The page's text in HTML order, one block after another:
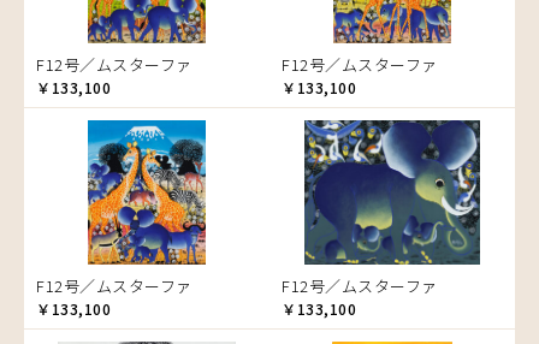
ゾウ
タンザニア
タンザニアの女性
チーター
蝶
チンパンジー
動物たち
鳥
トカゲ
トンボ
日常
F12号／ムスターファ
￥133,100
F12号／ムスターファ
￥133,100
F12号／ムスターファ
￥133,100
F12号／ムスターファ
￥133,100